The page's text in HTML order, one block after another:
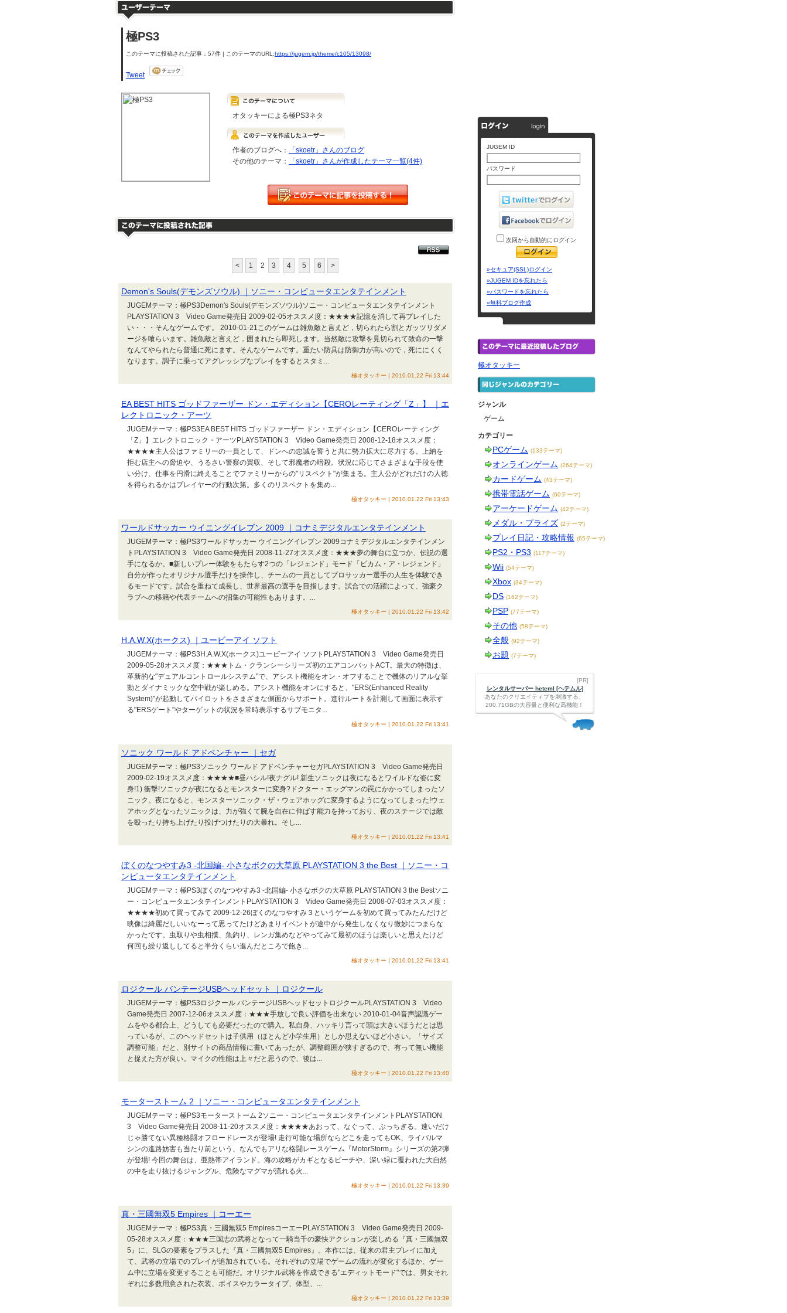
極PS3
このテーマに投稿された記事：57件 | このテーマのURL:https://jugem.jp/theme/c105/13098/
Tweet
オタッキーによる極PS3ネタ
作者のブログへ：
「skoetr」さんのブログ
その他のテーマ：
「skoetr」さんが作成したテーマ一覧(4件)
< 1 2 3 4 5 6 >
Demon's Souls(デモンズソウル) ｜ソニー・コンピュータエンタテインメント
JUGEMテーマ：極PS3Demon's Souls(デモンズソウル)ソニー・コンピュータエンタテインメント
PLAYSTATION 3 Video Game発売日 2009-02-05オススメ度：★★★★記憶を消して再プレイした
い・・・そんなゲームです。 2010-01-21このゲームは雑魚敵と言えど，切られたら割とガッツリダメ
ージを喰らいます。雑魚敵と言えど，囲まれたら即死します。当然敵に攻撃を見切られて致命の一撃
なんてやられたら普通に死にます。そんなゲームです。重たい防具は防御力が高いので，死ににくく
なります。調子に乗ってアグレッシブなプレイをするとスタミ...
極オタッキー | 2010.01.22 Fri 13:44
EA BEST HITS ゴッドファーザー ドン・エディション【CEROレーティング「Z」】 ｜エ
レクトロニック・アーツ
JUGEMテーマ：極PS3EA BEST HITS ゴッドファーザー ドン・エディション【CEROレーティング
「Z」】エレクトロニック・アーツPLAYSTATION 3 Video Game発売日 2008-12-18オススメ度：
★★★★主人公はファミリーの一員として、ドンへの忠誠を誓うと共に勢力拡大に尽力する。上納を
拒む店主への脅迫や、うるさい警察の買収、そして邪魔者の暗殺。状況に応じてさまざまな手段を使
い分け、仕事を円滑に終えることでファミリーからの"リスペクト"が集まる。主人公がどれだけの人徳
を得られるかはプレイヤーの行動次第。多くのリスペクトを集め...
極オタッキー | 2010.01.22 Fri 13:43
ワールドサッカー ウイニングイレブン 2009 ｜コナミデジタルエンタテインメント
JUGEMテーマ：極PS3ワールドサッカー ウイニングイレブン 2009コナミデジタルエンタテインメン
トPLAYSTATION 3 Video Game発売日 2008-11-27オススメ度：★★★夢の舞台に立つか、伝説の選
手になるか。■新しいプレー体験をもたらす2つの「レジェンド」モード「ビカム・ア・レジェンド」
自分が作ったオリジナル選手だけを操作し、チームの一員としてプロサッカー選手の人生を体験でき
るモードです。試合を重ねて成長し、世界最高の選手を目指します。試合での活躍によって、強豪ク
ラブへの移籍や代表チームへの招集の可能性もあります。...
極オタッキー | 2010.01.22 Fri 13:42
H.A.W.X(ホークス) ｜ユービーアイ ソフト
JUGEMテーマ：極PS3H.A.W.X(ホークス)ユービーアイ ソフトPLAYSTATION 3 Video Game発売日
2009-05-28オススメ度：★★★トム・クランシーシリーズ初のエアコンバットACT。最大の特徴は、
革新的な"デュアルコントロールシステム"で、アシスト機能をオン・オフすることで機体のリアルな挙
動とダイナミックな空中戦が楽しめる。アシスト機能をオンにすると、"ERS(Enhanced Reality
System)"が起動してパイロットをさまざまな側面からサポート。進行ルートを計測して画面に表示す
る"ERSゲート"やターゲットの状況を常時表示するサブモニタ...
極オタッキー | 2010.01.22 Fri 13:41
ソニック ワールド アドベンチャー ｜セガ
JUGEMテーマ：極PS3ソニック ワールド アドベンチャーセガPLAYSTATION 3 Video Game発売日
2009-02-19オススメ度：★★★★■昼ハシル!夜ナグル! 新生ソニックは夜になるとワイルドな姿に変
身!1) 衝撃!ソニックが夜になるとモンスターに変身?ドクター・エッグマンの罠にかかってしまったソ
ニック。夜になると、モンスターソニック・ザ・ウェアホッグに変身するようになってしまった!ウェ
アホッグとなったソニックは、力が強くて腕を自在に伸ばす能力を持っており、夜のステージでは敵
を殴ったり持ち上げたり投げつけたりの大暴れ。そし...
極オタッキー | 2010.01.22 Fri 13:41
ぼくのなつやすみ3 -北国編- 小さなボクの大草原 PLAYSTATION 3 the Best ｜ソニー・コ
ンピュータエンタテインメント
JUGEMテーマ：極PS3ぼくのなつやすみ3 -北国編- 小さなボクの大草原 PLAYSTATION 3 the Bestソニ
ー・コンピュータエンタテインメントPLAYSTATION 3 Video Game発売日 2008-07-03オススメ度：
★★★★初めて買ってみて 2009-12-26ぼくのなつやすみ３というゲームを初めて買ってみたんだけど
映像は綺麗だしいいなーって思ってたけどあまりイベントが途中から発生しなくなり微妙につまらな
かったです。虫取りや虫相撲、魚釣り、レンガ集めなどやってみて最初のほうは楽しいと思えたけど
何回も繰り返ししてると半分くらい進んだところで飽き...
極オタッキー | 2010.01.22 Fri 13:41
ロジクール バンテージUSBヘッドセット ｜ロジクール
JUGEMテーマ：極PS3ロジクール バンテージUSBヘッドセットロジクールPLAYSTATION 3 Video
Game発売日 2007-12-06オススメ度：★★★手放しで良い評価を出来ない 2010-01-04音声認識ゲー
ムをやる都合上、どうしても必要だったので購入。私自身、ハッキリ言って頭は大きいほうだとは思
っているが、このヘッドセットは子供用（ほとんど小学生用）としか思えないほど小さい。「サイズ
調整可能」だと、別サイトの商品情報に書いてあったが、調整範囲が狭すぎるので、有って無い機能
と捉えた方が良い。マイクの性能は上々だと思うので、後は...
極オタッキー | 2010.01.22 Fri 13:40
モーターストーム 2 ｜ソニー・コンピュータエンタテインメント
JUGEMテーマ：極PS3モーターストーム 2ソニー・コンピュータエンタテインメントPLAYSTATION
3 Video Game発売日 2008-11-20オススメ度：★★★★あおって、なぐって、ぶっちぎる。速いだけ
じゃ勝てない異種格闘オフロードレースが登場! 走行可能な場所ならどこを走ってもOK、ライバルマ
シンの進路妨害も当たり前という、なんでもアリな格闘レースゲーム『MotorStorm』シリーズの第2弾
が登場! 今回の舞台は、亜熱帯アイランド。海の攻略がカギとなるビーチや、深い緑に覆われた大自然
の中を走り抜けるジャングル、危険なマグマが流れる火...
極オタッキー | 2010.01.22 Fri 13:39
真・三國無双5 Empires ｜コーエー
JUGEMテーマ：極PS3真・三國無双5 EmpiresコーエーPLAYSTATION 3 Video Game発売日 2009-
05-28オススメ度：★★★三国志の武将となって一騎当千の豪快アクションが楽しめる『真・三國無双
5』に、SLGの要素をプラスした『真・三國無双5 Empires』。本作には、従来の君主プレイに加え
て、武将の立場でのプレイが追加されている。それぞれの立場でゲームの流れが変化するほか、ゲー
ム中に立場を変更することも可能だ。オリジナル武将を作成できる"エディットモード"では、男女それ
ぞれに多数用意された衣装、ボイスやカラータイプ、体型、...
極オタッキー | 2010.01.22 Fri 13:39
JUGEM ID
パスワード
次回から自動的にログイン
»セキュア(SSL)ログイン
»JUGEM IDを忘れたら
»パスワードを忘れたら
»無料ブログ作成
極オタッキー
ジャンル
ゲーム
カテゴリー
PCゲーム (133テーマ)
オンラインゲーム (264テーマ)
カードゲーム (43テーマ)
携帯電話ゲーム (60テーマ)
アーケードゲーム (42テーマ)
メダル・プライズ (2テーマ)
プレイ日記・攻略情報 (65テーマ)
PS2・PS3 (117テーマ)
Wii (54テーマ)
Xbox (34テーマ)
DS (162テーマ)
PSP (77テーマ)
その他 (58テーマ)
全般 (92テーマ)
お題 (7テーマ)
[PR]
レンタルサーバー heteml [ヘテムル]
あなたのクリエイティブを刺激する、
200.71GBの大容量と便利な高機能！